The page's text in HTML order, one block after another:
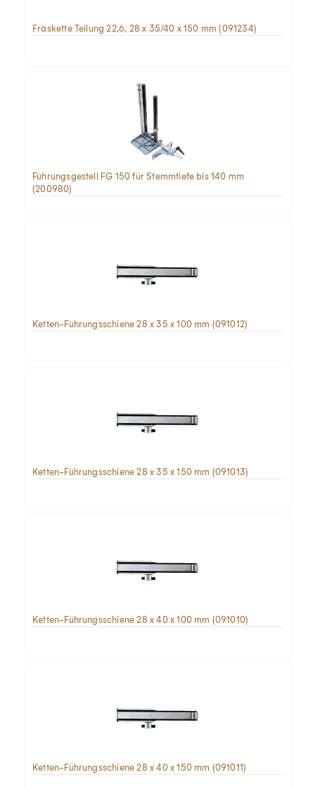
Fräskette Teilung 22,6, 28 x 35/40 x 150 mm (091234)
Führungsgestell FG 150 für Stemmtiefe bis 140 mm
(200980)
Ketten-Führungsschiene 28 x 35 x 100 mm (091012)
Ketten-Führungsschiene 28 x 35 x 150 mm (091013)
Ketten-Führungsschiene 28 x 40 x 100 mm (091010)
Ketten-Führungsschiene 28 x 40 x 150 mm (091011)